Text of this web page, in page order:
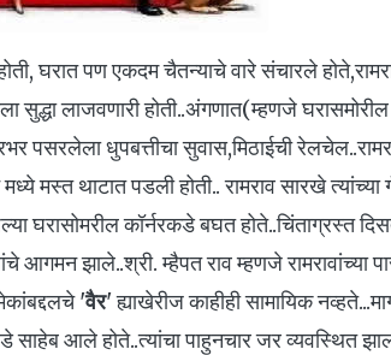
घरात पण एकदम चैतन्याचे वारे संचारले
सुद्धा लाजवणारी होती..अंगणात(म्हणजे
पसरलेला धुपबत्तीचा सुवास,मिठाईची
मस्त थाटात पडली होती.. रामराव सारखे त्यांच्या
घरासोमरील कॉर्नरकडे बघत होते..चिंताग्रस्त
आगमन झाले..श्री. म्हैपत राव म्हणजे रामरावांच्या
'वैर' ह्याखेरीज काहीही सामायिक
साहेब आले होते..त्यांचा पाहुनचार जर व्यवस्थित